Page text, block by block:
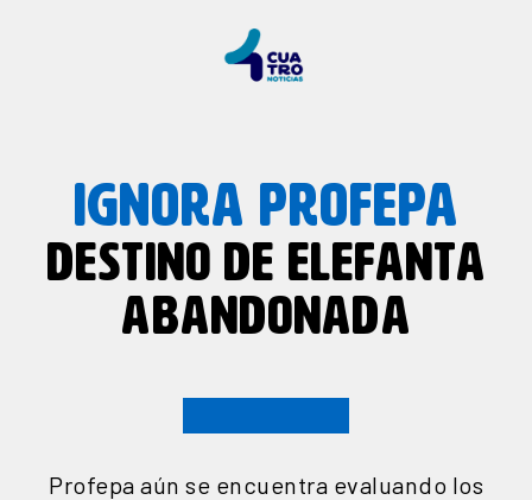
IGNORA PROFEPA
DESTINO DE ELEFANTA
ABANDONADA
Profepa aún se encuentra evaluando los